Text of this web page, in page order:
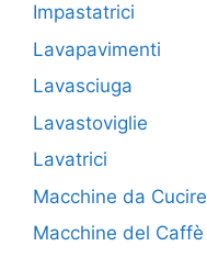
Impastatrici
Lavapavimenti
Lavasciuga
Lavastoviglie
Lavatrici
Macchine da Cucire
Macchine del Caffè